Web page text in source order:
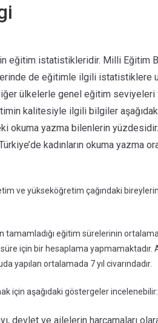
eğitim istatistikleridir. Milli Eğitim
de eğitimle ilgili istatistiklere
diğer ülkelerle genel eğitim
kalitesiyle ilgili bilgiler
okuma yazma bilenlerin
kadınların okuma yazma
ve yükseköğretim çağındaki
eğitim sürelerinin
için bir hesaplama yapmamaktadır.
yapılan ortalamada 7 yıl civarındadır.
için aşağıdaki göstergeler incelenebilir:
devlet ve ailelerin harcamaları